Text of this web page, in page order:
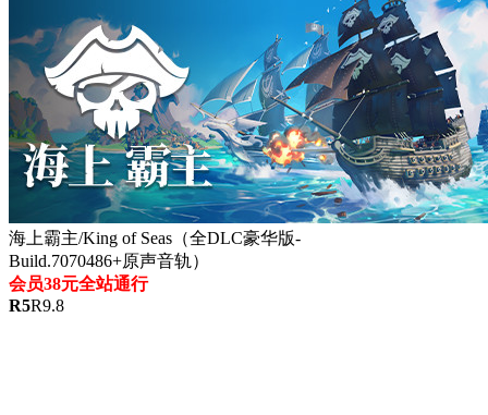
海上霸主/King of Seas（全DLC豪华版-
Build.7070486+原声音轨）
会员38元全站通行
R5R9.8